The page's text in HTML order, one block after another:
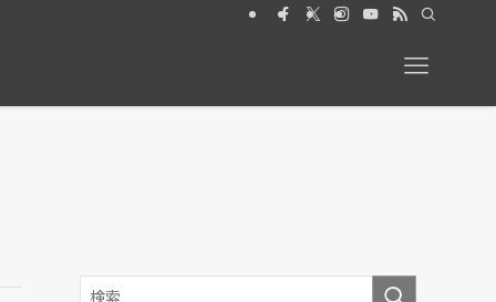
年6月号【特集】動物と暮らす 絶賛発売中